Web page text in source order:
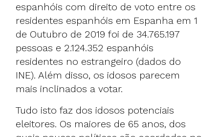
espanhóis com direito de voto entre os
residentes espanhóis em Espanha em 1
de Outubro de 2019 foi de 34.765.197
pessoas e 2.124.352 espanhóis
residentes no estrangeiro (dados do
INE). Além disso, os idosos parecem
mais inclinados a votar.
Tudo isto faz dos idosos potenciais
eleitores. Os maiores de 65 anos, dos